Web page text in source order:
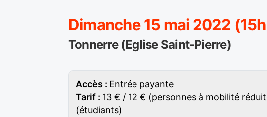
Dimanche 15 mai 2022
Tonnerre (Eglise Saint-Pierre)
Accès : Entrée payante
Tarif : 13 € / 12 € (personnes à mobilité
(étudiants)